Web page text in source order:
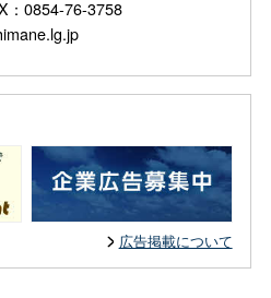
0854-76-3758
広告掲載について